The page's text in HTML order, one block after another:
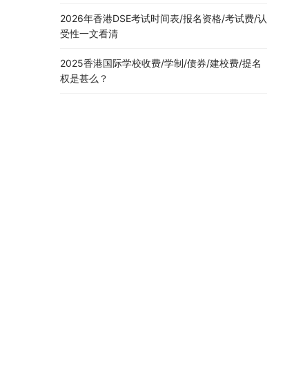
2026年香港DSE考试时间表/报名资格/考试费/认
受性一文看清
2025香港国际学校收费/学制/债券/建校费/提名
权是甚么？